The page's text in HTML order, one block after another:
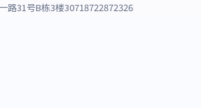
路31号B栋3楼30718722872326